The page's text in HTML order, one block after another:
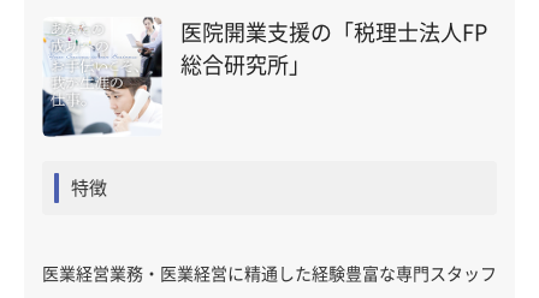
医院開業支援の「税理士法人FP
総合研究所」
特徴
医業経営業務・医業経営に精通した経験豊富な専門スタッフ